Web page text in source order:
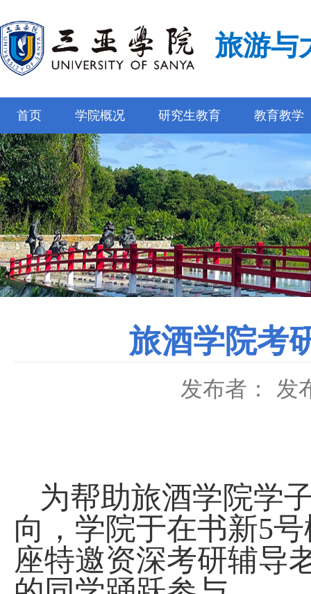
旅游与
首页 学院概况 研究生教育 教育教学
旅酒学院考
发布者： 发
为帮助旅酒学院学
向，学院于在书新5号
座特邀资深考研辅导